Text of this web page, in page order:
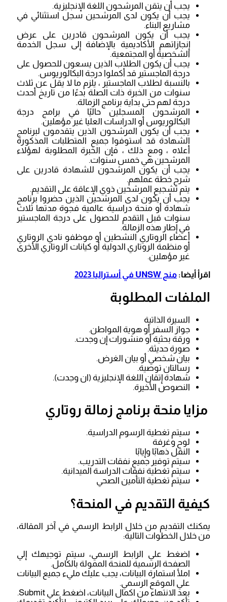
يجب أن يتقن المرشحون اللغة الإنجليزية.
يجب أن يكون لدى المرشحين سجل استثنائي في
مشاريع البناء.
يجب أن يكون المرشحون قادرين على عرض
إنجازاتهم الأكاديمية بالإضافة إلى سجل الخدمة
الشخصية أو المجتمعية.
يجب أن يكون الطلاب الذين يسعون للحصول على
درجة الماجستير قد أكملوا درجة البكالوريوس.
بالنسبة لطلاب الماجستير ، يلزم ما لا يقل عن ثلاث
سنوات من الخبرة ذات الصلة بدءًا من تاريخ أحدث
درجة لهم حتى بداية برنامج الزمالة.
المرشحون المسجلين حاليًا في برامج درجة
البكالوريوس أو الدراسات العليا غير مؤهلين.
يجب أن يكون المرشحون الذين يتقدمون لبرنامج
الشهادة قد استوفوا جميع المتطلبات المذكورة
أعلاه ، ومع ذلك ، فإن الخبرة المطلوبة لهؤلاء
المرشحين هي خمس سنوات.
يجب أن يكون المرشحون للشهادة قادرين على
شرح خطة عملهم.
يتم تشجيع المرشحين ذوي الإعاقة على التقديم.
يجب أن يكون لدى المرشحين الذين حضروا برنامج
شهادة أو منحة دراسية عالمية فجوة مدتها ثلاث
سنوات قبل التقدم للحصول على درجة الماجستير
في إطار هذه الزمالة.
أعضاء الروتاري النشطين أو موظفو نادي الروتاري
أو منظمة الروتاري الدولية أو كيانات الروتاري الأخرى
غير مؤهلين.
اقرأ أيضا: منح UNSW في أستراليا 2023
الملفات المطلوبة
السيرة الذاتية
جواز السفر أو هوية المواطن.
ورقة بحثية أو منشورات إن وجدت.
صورة حديثة.
بيان شخصي أو بيان الغرض.
رسالتان توصية.
شهادة إتقان اللغة الإنجليزية (ان وجدت).
النصوص الأخيرة.
مزايا منحة برنامج زمالة روتاري
سيتم تغطية الرسوم الدراسية.
لوح وغرفة
النقل ذهابًا وإيابًا
سيتم توفير جميع نفقات التدريب.
سيتم تغطية نفقات الدراسة الميدانية.
سيتم تغطية التأمين الصحي
كيفية التقديم في المنحة؟
يمكنك التقديم من خلال الرابط الرسمي في آخر المقالة،
من خلال الخطوات التالية:
اضغط علي الرابط الرسمي، سيتم توجيهك إلي
الصفحة الرسمية للمنحة الممولة بالكامل.
املأ استمارة البيانات، يجب عليك مليء جميع البيانات
علي الموقع الرسمي.
بعد الانتهاء من اكمال البيانات، اضغط علي Submit.